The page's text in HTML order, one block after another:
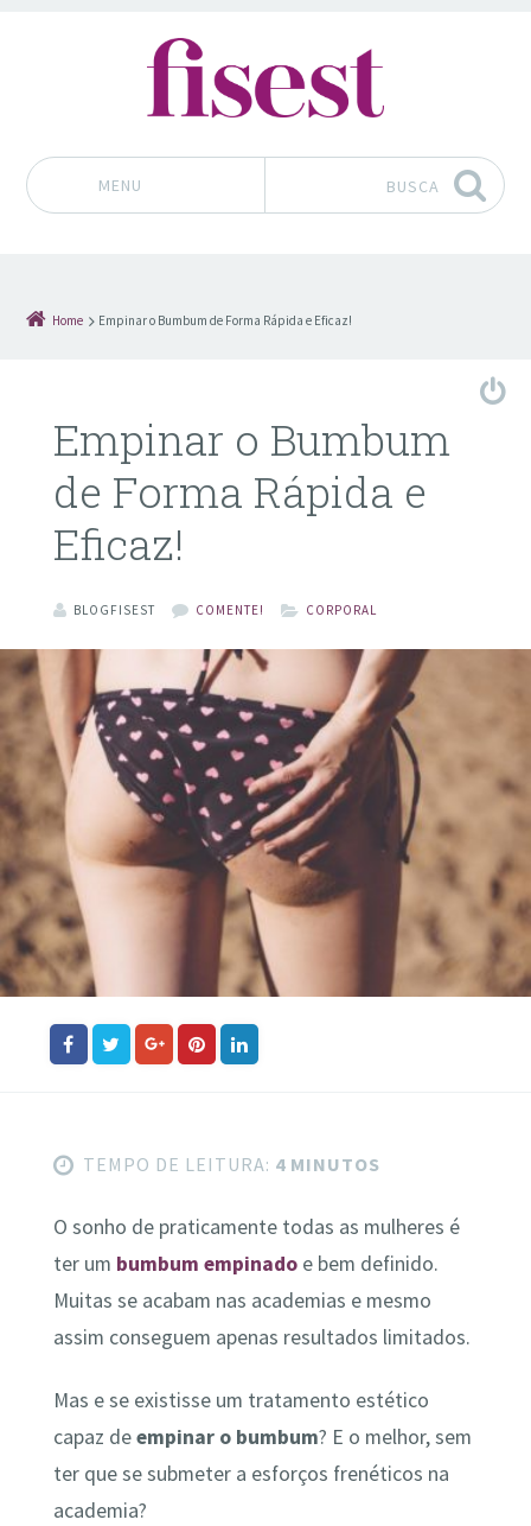
MENU BUSCA
Home Empinar o Bumbum de Forma Rápida e Eficaz!
Empinar o Bumbum
de Forma Rápida e
Eficaz!
BLOGFISEST COMENTE! CORPORAL
TEMPO DE LEITURA: 4 MINUTOS
O sonho de praticamente todas as mulheres é
ter um bumbum empinadoe bem definido.
Muitas se acabam nas academias e mesmo
assim conseguem apenas resultados limitados.
Mas e se existisse um tratamento estético
capaz deempinar o bumbum? E o melhor, sem
ter que se submeter a esforços frenéticos na
academia?